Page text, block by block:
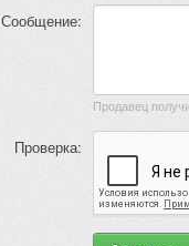
Сообщение:
Проверка: